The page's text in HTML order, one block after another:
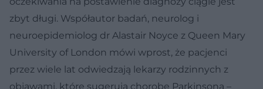
zbyt długi. Współautor badań, neurolog i
neuroepidemiolog dr Alastair Noyce z Queen Mary
University of London mówi wprost, że pacjenci
przez wiele lat odwiedzają lekarzy rodzinnych z
objawami, które sugerują chorobę Parkinsona –